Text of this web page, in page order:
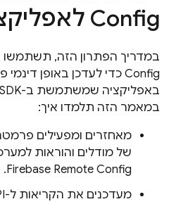
Config
במדריך הפתרון הזה, תשתמשו
Config כדי לעדכן באופן דינמי
באפליקציה שמשתמשת ב-
במאמר הזה תלמדו איך:
מאחזרים ומפעילים
של מודלים והוראות
Firebase Remote Config
.
מעדכנים את הקריאות ל-